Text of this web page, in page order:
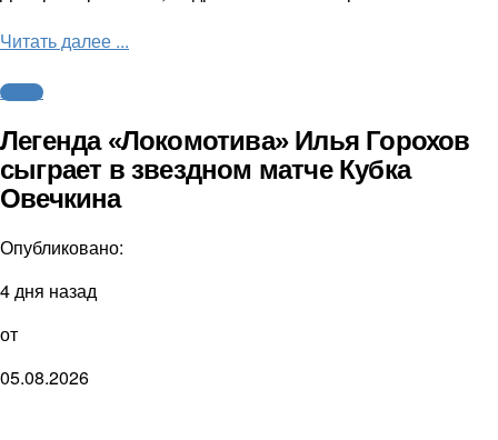
Читать далее ...
Хоккей
Легенда «Локомотива» Илья Горохов
сыграет в звездном матче Кубка
Овечкина
Опубликовано:
4 дня назад
от
05.08.2026